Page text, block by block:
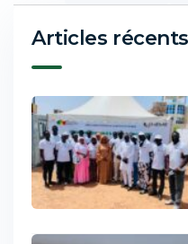
Articles récents